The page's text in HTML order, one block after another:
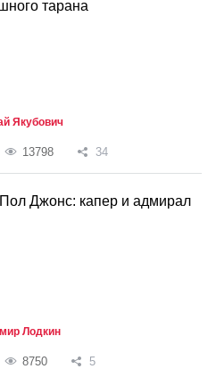
тарана
Якубович
13798 34
Джонс: капер и адмирал
Лодкин
8750 5